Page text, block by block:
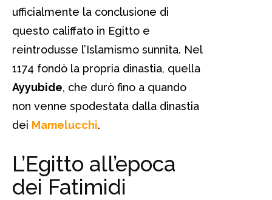
ufficialmente la conclusione di
questo califfato in Egitto e
reintrodusse l’Islamismo sunnita. Nel
1174 fondò la propria dinastia, quella
Ayyubide, che durò fino a quando
non venne spodestata dalla dinastia
dei Mamelucchi.
L’Egitto all’epoca
dei Fatimidi